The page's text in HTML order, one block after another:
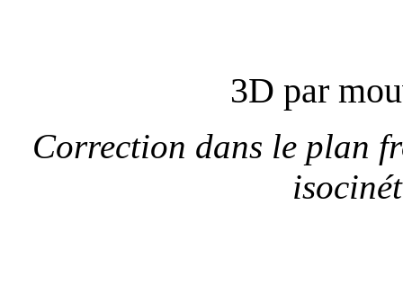
3D par
Correction dans le plan